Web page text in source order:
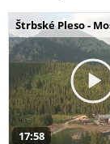
Štrbské Pleso -
17:58